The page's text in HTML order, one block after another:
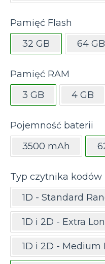
Pamięć Flash
32 GB
64 GB
Pamięć RAM
3 GB
4 GB
Pojemność baterii
3500 mAh
Typ czytnika kodów
1D - Standard
1D i 2D - Extra
1D i 2D - Medium